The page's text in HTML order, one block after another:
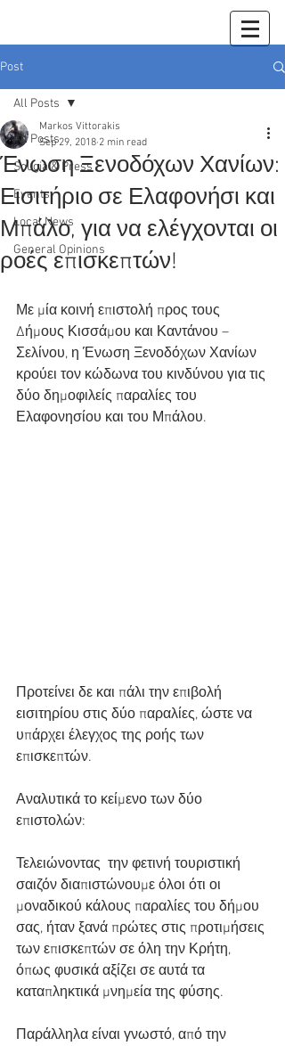
Post
All Posts
Sougia & Press
Events
Local News
General Opinions
All Posts
Ένωση Ξενοδόχων Χανίων:
Εισιτήριο σε Ελαφονήσι και
Μπάλο, για να ελέγχονται οι
ροές επισκεπτών!
Markos Vittorakis
Sep 29, 2018 2 min read
Με μία κοινή επιστολή προς τους
Δήμους Κισσάμου και Καντάνου –
Σελίνου, η Ένωση Ξενοδόχων Χανίων
κρούει τον κώδωνα του κινδύνου για τις
δύο δημοφιλείς παραλίες του
Ελαφονησίου και του Μπάλου.
Προτείνει δε και πάλι την επιβολή
εισιτηρίου στις δύο παραλίες, ώστε να
υπάρχει έλεγχος της ροής των
επισκεπτών.
Αναλυτικά το κείμενο των δύο
επιστολών:
Τελειώνοντας  την φετινή τουριστική
σαιζόν διαπιστώνουμε όλοι ότι οι
μοναδικού κάλους παραλίες του δήμου
σας, ήταν ξανά πρώτες στις προτιμήσεις
των επισκεπτών σε όλη την Κρήτη,
όπως φυσικά αξίζει σε αυτά τα
καταπληκτικά μνημεία της φύσης.
Παράλληλα είναι γνωστό, από την